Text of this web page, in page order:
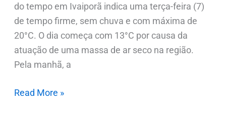
do tempo em Ivaiporã indica uma terça-feira (7)
de tempo firme, sem chuva e com máxima de
20°C. O dia começa com 13°C por causa da
atuação de uma massa de ar seco na região.
Pela manhã, a
Read More »